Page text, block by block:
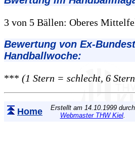
3 von 5 Bällen: Oberes
Bewertung von Ex-
Handballwoche:
*** (1 Stern = schlecht, 6
Home
Erstellt am 14.10.1999 durch
Webmaster THW Kiel.